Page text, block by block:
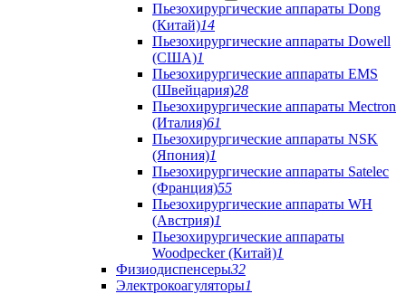
Пьезохирургические аппараты Dong
(Китай)14
Пьезохирургические аппараты Dowell
(США)1
Пьезохирургические аппараты EMS
(Швейцария)28
Пьезохирургические аппараты Mectron
(Италия)61
Пьезохирургические аппараты NSK
(Япония)1
Пьезохирургические аппараты Satelec
(Франция)55
Пьезохирургические аппараты WH
(Австрия)1
Пьезохирургические аппараты
Woodpecker (Китай)1
Физиодиспенсеры32
Электрокоагуляторы1